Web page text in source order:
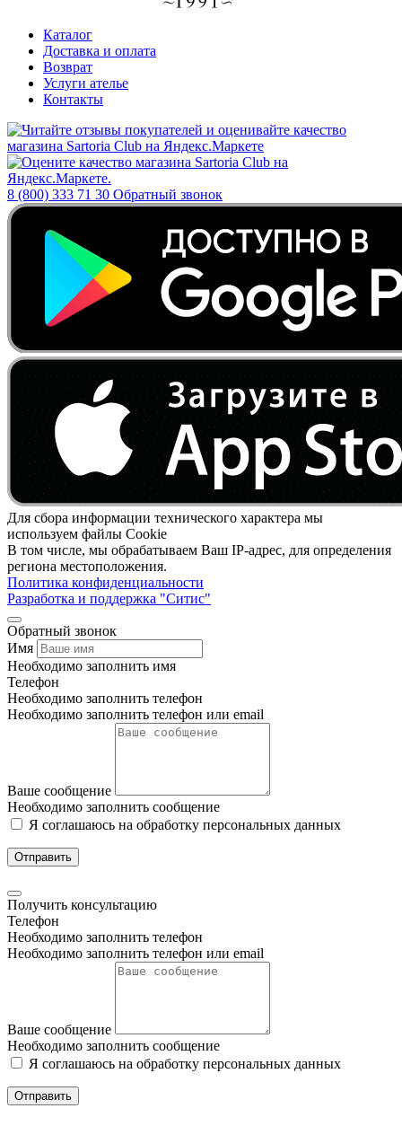
Каталог
Доставка и оплата
Возврат
Услуги ателье
Контакты
8 (800) 333 71 30 Обратный звонок
Для сбора информации технического характера мы
используем файлы Cookie
В том числе, мы обрабатываем Ваш IP-адрес, для определения
региона местоположения.
Политика конфиденциальности
Разработка и поддержка "Ситис"
Обратный звонок
Имя
Необходимо заполнить имя
Телефон
Необходимо заполнить телефон
Необходимо заполнить телефон или email
Ваше сообщение
Необходимо заполнить сообщение
Я соглашаюсь на обработку персональных данных
Отправить
Получить консультацию
Телефон
Необходимо заполнить телефон
Необходимо заполнить телефон или email
Ваше сообщение
Необходимо заполнить сообщение
Я соглашаюсь на обработку персональных данных
Отправить